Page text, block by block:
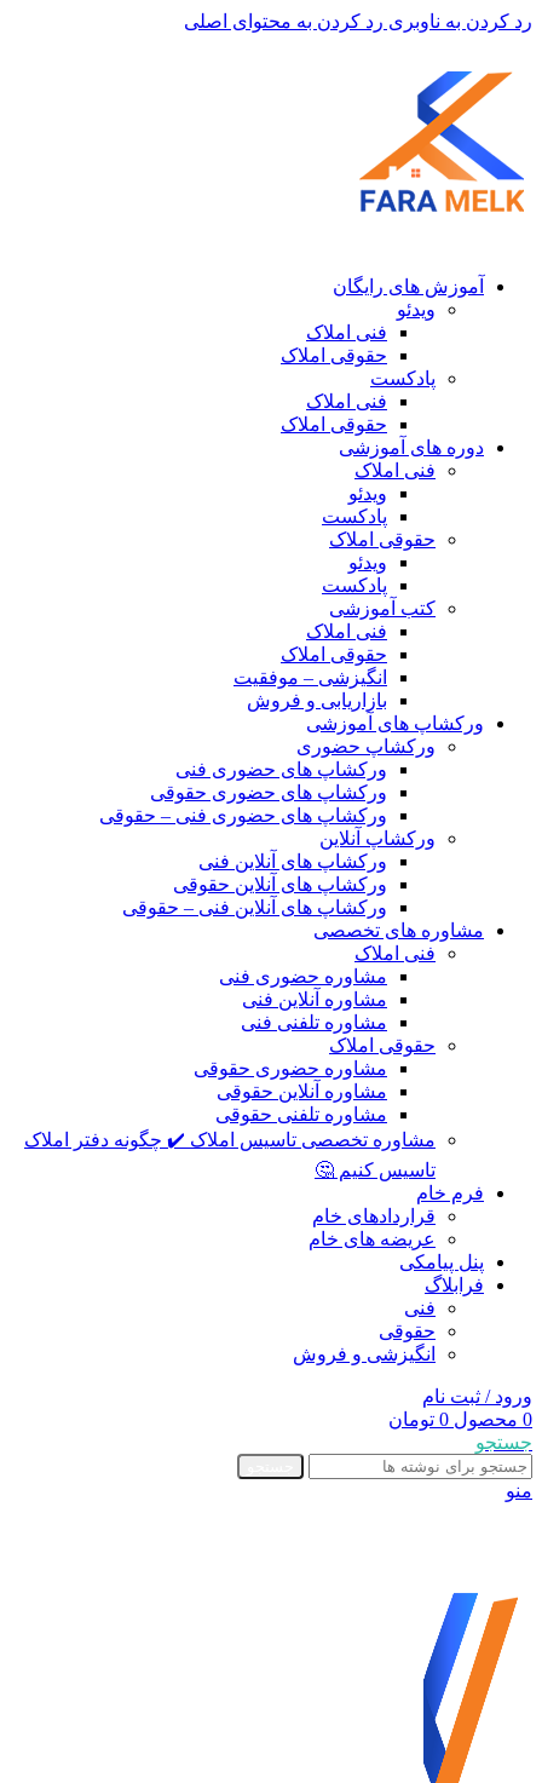
رد کردن به ناوبری رد کردن به محتوای اصلی
آموزش های رایگان
ویدئو
فنی املاک
حقوقی املاک
پادکست
فنی املاک
حقوقی املاک
دوره های آموزشی
فنی املاک
ویدئو
پادکست
حقوقی املاک
ویدئو
پادکست
کتب آموزشی
فنی املاک
حقوقی املاک
انگیزشی – موفقیت
بازاریابی و فروش
ورکشاپ های آموزشی
ورکشاپ حضوری
ورکشاپ های حضوری فنی
ورکشاپ های حضوری حقوقی
ورکشاپ های حضوری فنی – حقوقی
ورکشاپ آنلاین
ورکشاپ های آنلاین فنی
ورکشاپ های آنلاین حقوقی
ورکشاپ های آنلاین فنی – حقوقی
مشاوره های تخصصی
فنی املاک
مشاوره حضوری فنی
مشاوره آنلاین فنی
مشاوره تلفنی فنی
حقوقی املاک
مشاوره حضوری حقوقی
مشاوره آنلاین حقوقی
مشاوره تلفنی حقوقی
مشاوره تخصصی تاسیس املاک ✔️ چگونه دفتر املاک
تاسیس کنیم 🤔
فرم خام
قراردادهای خام
عریضه های خام
پنل پیامکی
فرابلاگ
فنی
حقوقی
انگیزشی و فروش
ورود / ثبت نام
0 محصول 0 تومان
جستجو
منو